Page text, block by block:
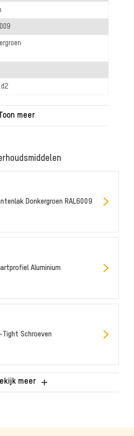
Donkergroen RAL6009
Aluminium
Tight Schroeven
meer